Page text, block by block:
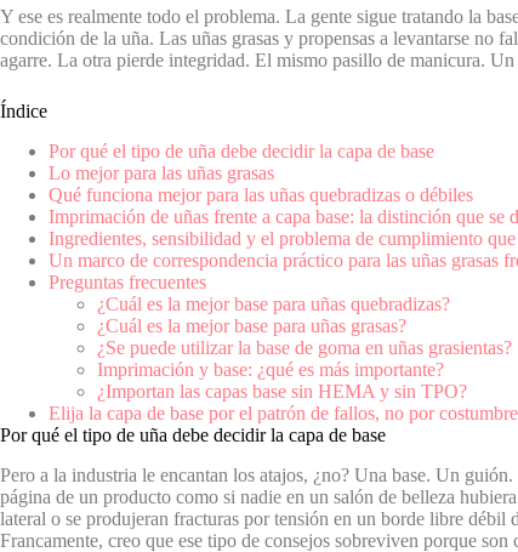
Y ese es realmente todo el problema. La gente sigue tratando la
condición de la uña. Las uñas grasas y propensas a levantarse no
agarre. La otra pierde integridad. El mismo pasillo de manicura. Un
Índice
Por qué el tipo de uña debe decidir la capa de base
Lo mejor para las uñas grasas
Qué funciona mejor para las uñas quebradizas o débiles
Imprimación de uñas frente a capa base: la distinción que se
Ingredientes, sensibilidad y el problema de cumplimiento
Un marco de correspondencia práctico para las uñas grasas
Preguntas frecuentes
¿Cuál es la mejor base para uñas quebradizas?
¿Cuál es la mejor base para uñas grasas?
¿Se puede utilizar la base de goma en uñas grasientas?
Imprimación y base: ¿qué es más importante?
¿Importan las capas base sin HEMA y sin TPO?
Elija la capa de base por el patrón de fallos, no por costumbre
Por qué el tipo de uña debe decidir la capa de base
Pero a la industria le encantan los atajos, ¿no? Una base. Un
página de un producto como si nadie en un salón de belleza
lateral o se produjeran fracturas por tensión en un borde libre débil
Francamente, creo que ese tipo de consejos sobreviven porque son